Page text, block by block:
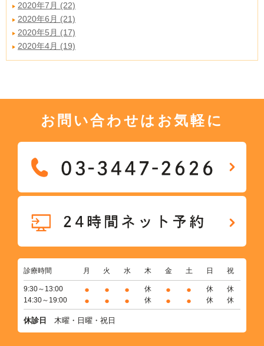
2020年7月 (22)
2020年6月 (21)
2020年5月 (17)
2020年4月 (19)
お問い合わせはお気軽に
診療時間 月 火 水 木 金 土 日 祝
9:30～13:00 ● ● ● 休 ● ● 休
休
14:30～19:00
● ● ● 休 ● ● 休 休
休診日 木曜・日曜・祝日